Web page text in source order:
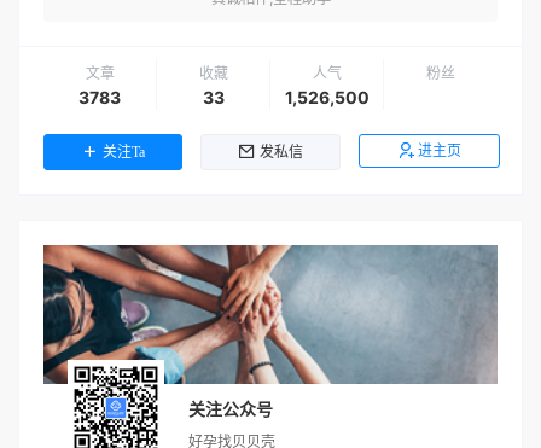
文章
3783
收藏
33
人气
1,526,500
粉丝
关注Ta 发私信 进主页
关注公众号
好孕找贝贝壳